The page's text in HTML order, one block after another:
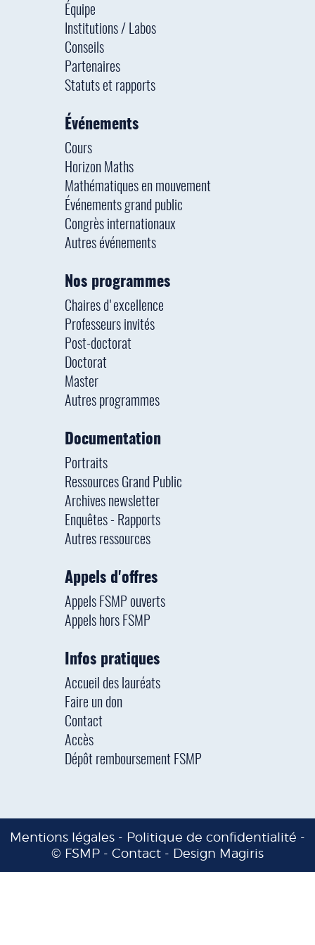
Équipe
Institutions / Labos
Conseils
Partenaires
Statuts et rapports
Événements
Cours
Horizon Maths
Mathématiques en mouvement
Événements grand public
Congrès internationaux
Autres événements
Nos programmes
Chaires d'excellence
Professeurs invités
Post-doctorat
Doctorat
Master
Autres programmes
Documentation
Portraits
Ressources Grand Public
Archives newsletter
Enquêtes - Rapports
Autres ressources
Appels d'offres
Appels FSMP ouverts
Appels hors FSMP
Infos pratiques
Accueil des lauréats
Faire un don
Contact
Accès
Dépôt remboursement FSMP
Mentions légales - Politique de confidentialité -
© FSMP - Contact - Design Magiris